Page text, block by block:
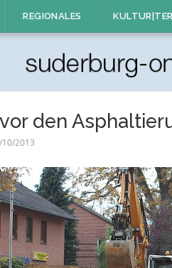
REGIONALES
den
2013